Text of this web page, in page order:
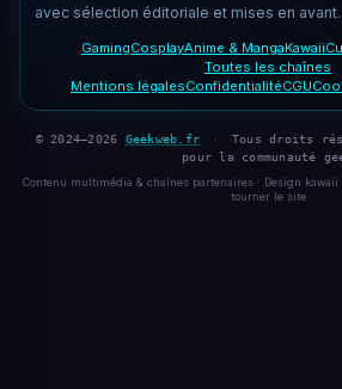
avec sélection éditoriale et mises en avant.
GamingCosplayAnime & MangaKawaii
Toutes les chaînes
Mentions légalesConfidentialitéCGU
© 2024–2026 Geekweb.fr · Tous droits
pour la communauté
Contenu multimédia & chaînes partenaires · Design
tourner le site